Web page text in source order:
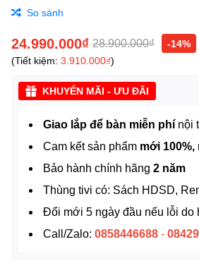
So sánh
24.990.000₫ 28.900.000₫
-14%
(Tiết kiệm: 3.910.000₫)
KHUYẾN MÃI - ƯU ĐÃI
Giao lắp để bàn miễn phí nội
Cam kết sản phẩm mới
Bảo hành chính hãng 2 năm
Thùng tivi có: Sách HDSD,
Đổi mới 5 ngày đầu nếu lỗi do
Call/Zalo: 0858446688 -